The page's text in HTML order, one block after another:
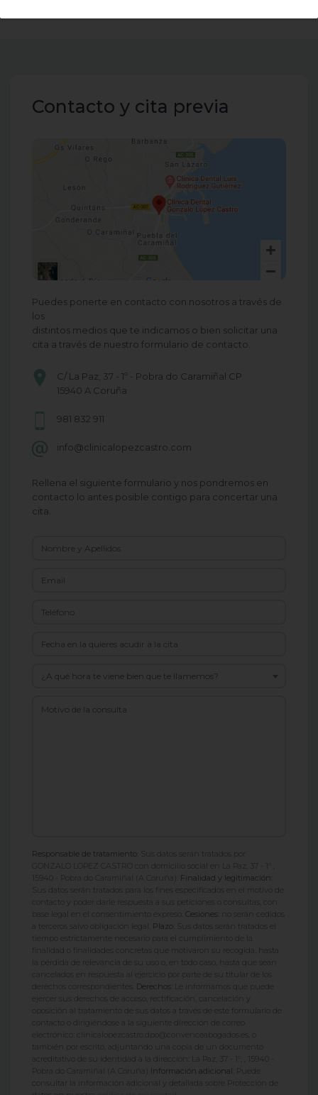
Contacto y cita previa
Puedes ponerte en contacto con nosotros a través de
los
distintos medios que te indicamos o bien solicitar una
cita a través de nuestro formulario de contacto.
C/ La Paz, 37 - 1º - Pobra do Caramiñal CP
15940 A Coruña
981 832 911
info@clinicalopezcastro.com
Rellena el siguiente formulario y nos pondremos en
contacto lo antes posible contigo para concertar una
cita.
¿A qué hora te viene bien que te llamemos?
Responsable de tratamiento:
Sus datos serán tratados por
GONZALO LOPEZ CASTRO con domicilio social en La Paz, 37 - 1º ,
15940 - Pobra do Caramiñal (A Coruña). Finalidad y legitimación:
Sus datos serán tratados para los fines especificados en el motivo de
contacto y poder darle respuesta a sus peticiones o consultas, con
base legal en el consentimiento expreso. Cesiones:
no serán cedidos
a terceros salvo obligación legal. Plazo:
Sus datos serán tratados el
tiempo estrictamente necesario para el cumplimiento de la
finalidad o finalidades concretas que motivaron su recogida, hasta
la pérdida de relevancia de su uso o, en todo caso, hasta que sean
cancelados en respuesta al ejercicio por parte de su titular de los
derechos correspondientes. Derechos:
Le informamos que puede
ejercer sus derechos de acceso, rectificación, cancelación y
oposición al tratamiento de sus datos a través de este formulario de
contacto o dirigiéndose a la siguiente dirección de correo
electrónico: clinicalopezcastro.dpo@convenceabogados.es, o
también por escrito, adjuntando una copia de un documento
acreditativo de su identidad a la dirección: La Paz, 37 - 1º, , 15940 -
Pobra do Caramiñal (A Coruña) Información adicional: Puede
consultar la información adicional y detallada sobre Protección de